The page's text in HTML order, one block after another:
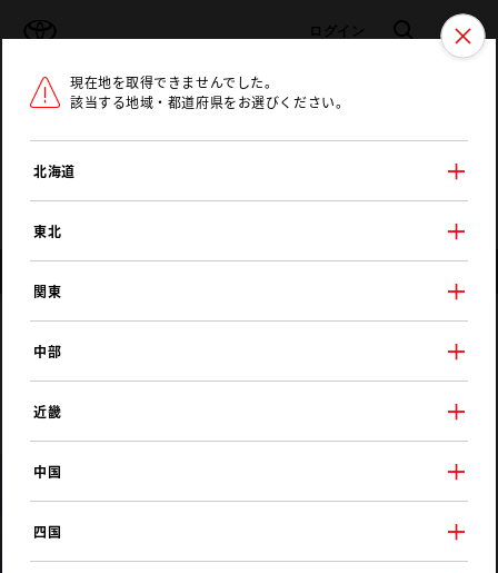
ログイン 検索 メニュ
ラインアップ オーナーサポート
現在地を取得できませんでした。
該当する地域・都道府県をお選びください。
北海道
東北
関東
中部
近畿
中国
四国
トヨタ認定中古車 メニュー
ＮＴＰ名古屋トヨペット
瀬戸店